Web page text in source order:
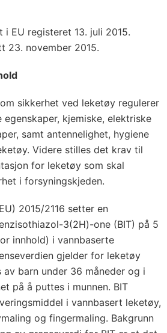
EU registeret 13. juli 2015.
23. november 2015.
sikkerhet ved leketøy regulerer
kjemiske, elektriske
samt antennelighet, hygiene
Videre stilles det krav til
for leketøy som skal
i forsyningskjeden.
2015/2116 setter en
3(2H)-one (BIT) på 5
innhold) i vannbaserte
gjelder for leketøy
av barn under 36 måneder og i
på å puttes i munnen. BIT
i vannbasert leketøy,
og fingermaling. Bakgrunn